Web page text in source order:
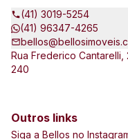
(41) 3019-5254
(41) 96347-4265
Rua Frederico
240
Outros links
Siga a Bellos no